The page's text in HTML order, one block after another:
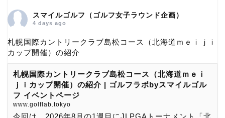
スマイルゴルフ（ゴルフ女子ラウンド企画）
4 days ago
札幌国際カントリークラブ島松コース（北海道ｍｅｉｊｉ
カップ開催）の紹介
札幌国際カントリークラブ島松コース（北海道ｍｅｉ
ｊｉカップ開催）の紹介 | ゴルフラボbyスマイルゴル
フ イベントページ
www.golflab.tokyo
今回は、2026年8月の1週目にJLPGAトーナメント「北